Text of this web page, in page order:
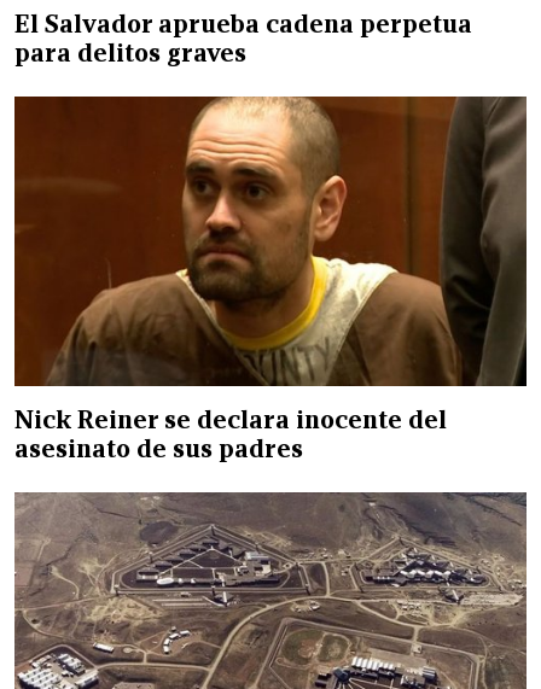
El Salvador aprueba cadena perpetua
para delitos graves
Nick Reiner se declara inocente del
asesinato de sus padres